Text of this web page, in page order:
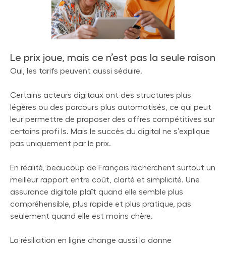
Le prix joue, mais ce n’est pas la seule raison
Oui, les tarifs peuvent aussi séduire.
Certains acteurs digitaux ont des structures plus
légères ou des parcours plus automatisés, ce qui peut
leur permettre de proposer des offres compétitives sur
certains profi ls. Mais le succès du digital ne s’explique
pas uniquement par le prix.
En réalité, beaucoup de Français recherchent surtout un
meilleur rapport entre coût, clarté et simplicité. Une
assurance digitale plaît quand elle semble plus
compréhensible, plus rapide et plus pratique, pas
seulement quand elle est moins chère.
La résiliation en ligne change aussi la donne